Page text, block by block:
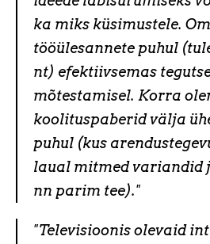
ka miks küsimustele.
tööülesannete puhul
nt) efektiivsemas
mõtestamisel. Korra
koolituspaberid välja
puhul (kus
laual mitmed variandid
nn parim tee)."
"Televisioonis olevaid